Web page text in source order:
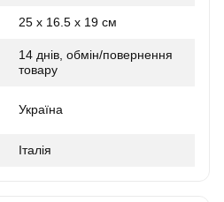
25 x 16.5 x 19 см
14 днів, обмін/повернення
товару
Україна
Італія